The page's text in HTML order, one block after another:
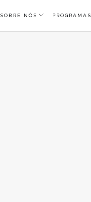
SOBRE NÓS PROGRAMAS